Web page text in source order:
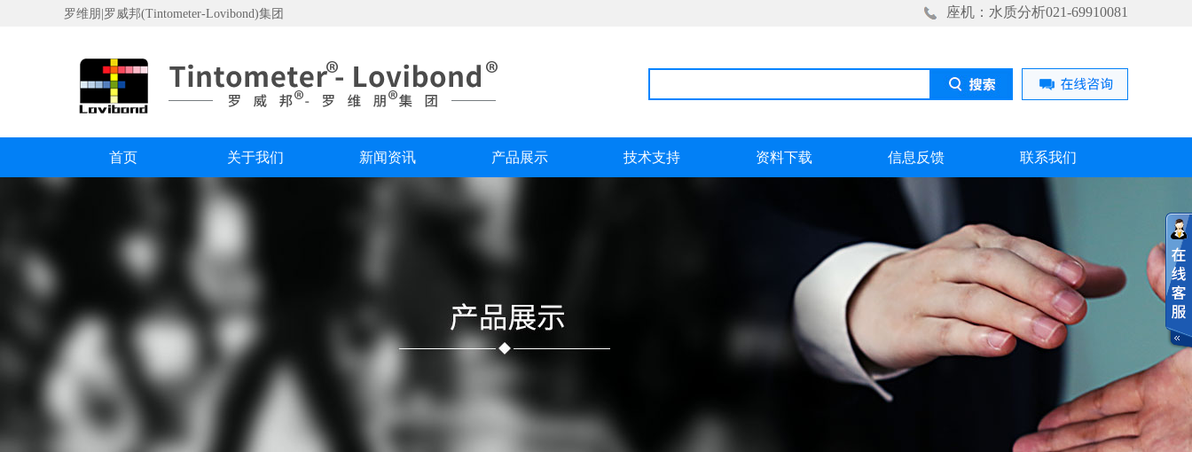
罗维朋|罗威邦(Tintometer-Lovibond)集团 座机：水质分析021-69910081
首页 关于我们 新闻资讯 产品展示 技术支持 资料下载 信息反馈 联系我们